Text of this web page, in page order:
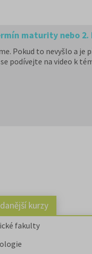
maturity nebo
Pokud to nevyšlo a
podívejte na video k
kurzy
fakulty